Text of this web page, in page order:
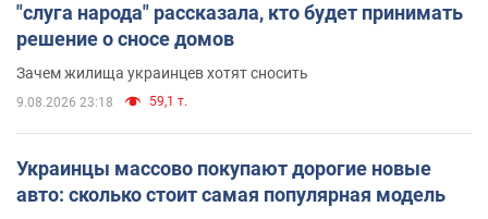
"слуга народа" рассказала, кто будет принимать
решение о сносе домов
Зачем жилища украинцев хотят сносить
9.08.2026 23:18 59,1 т.
Украинцы массово покупают дорогие новые
авто: сколько стоит самая популярная модель